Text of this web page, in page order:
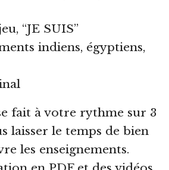
“JE SUIS”
indiens, égyptiens,
fait à votre rythme sur 3
laisser le temps de bien
les enseignements.